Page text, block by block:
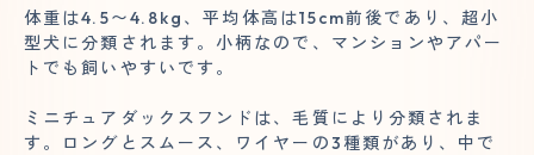
体重は4.5〜4.8kg、平均体高は15cm前後であり、超小
型犬に分類されます。小柄なので、マンションやアパー
トでも飼いやすいです。
ミニチュアダックスフンドは、毛質により分類されま
す。ロングとスムース、ワイヤーの3種類があり、中で